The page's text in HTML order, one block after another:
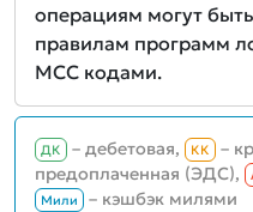
операциям могут
правилам программ
MCC кодами.
ДК – дебетовая, КК –
предоплаченная (ЭДС),
Мили – кэшбэк милями